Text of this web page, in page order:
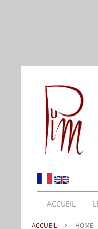
ACCUEIL
ACCUEIL HOME